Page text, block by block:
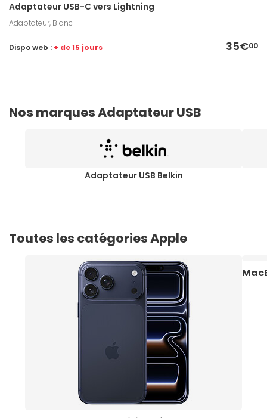
Adaptateur USB-C vers Lightning
Adaptateur, Blanc
35€00
Dispo web : + de 15 jours
Nos marques Adaptateur USB
Adaptateur USB Belkin
Toutes les catégories Apple